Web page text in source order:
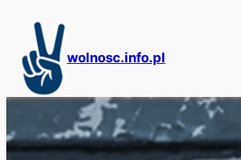
treści
wolnosc.info.pl